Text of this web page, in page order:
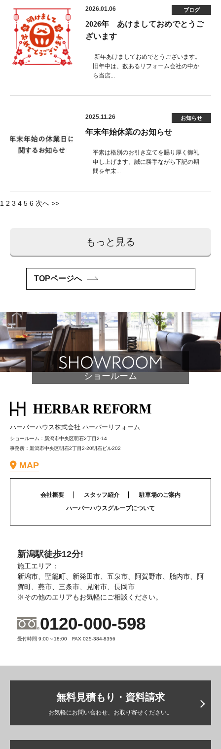
2026.01.06 ブログ
2026年 あけましておめでとうご
ざいます
新年あけましておめでとうございます。
旧年中は、数あるリフォーム会社の中か
ら当店...
2025.11.26 お知らせ
年末年始休業のお知らせ
平素は格別のお引き立てを賜り厚く御礼
申し上げます。誠に勝手ながら下記の期
間を年末...
投
シ
ョ
ン
1 2 3 4 5 6 次へ >>
もっと見る
TOPページへ
ショールーム
ハーバーハウス株式会社 ハーバーリフォーム
ショールーム：新潟市中央区明石2丁目2-14
事務所：新潟市中央区明石2丁目2-20明石ビル202
MAP
会社概要 スタッフ紹介
駐車場のご案内
ハーバーハウスグループについて
新潟駅徒歩12分!
施工エリア：
新潟市、聖籠町、新発田市、五泉市、阿賀野市、胎内市、阿
賀町、燕市、三条市、見附市、長岡市
※その他のエリアもお気軽にご相談ください。
0120-000-598
受付時間 9:00～18:00 FAX 025-384-8356
無料見積もり・資料請求
お気軽にお問い合わせ、お取り寄せください。